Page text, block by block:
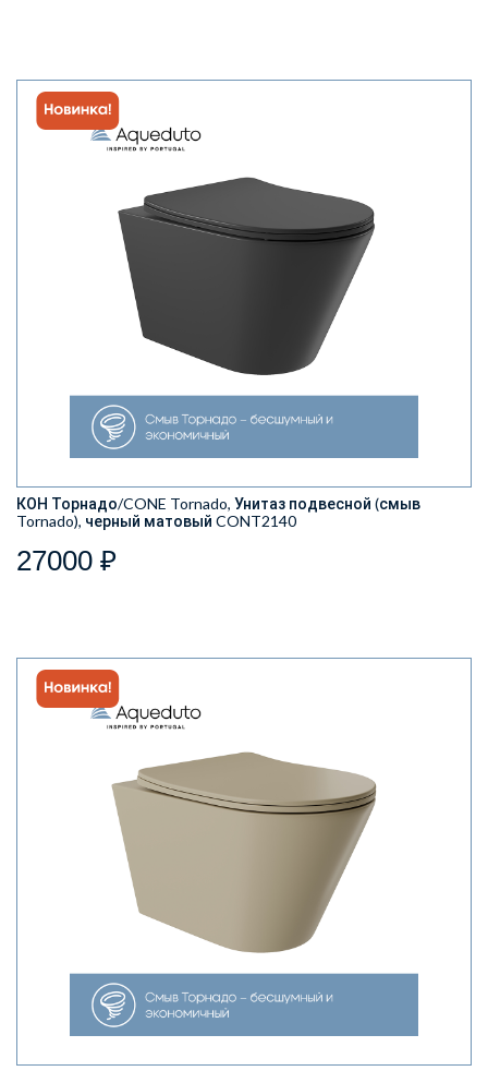
КОН Торнадо/CONE Tornado, Унитаз подвесной (смыв
Tornado), черный матовый CONT2140
27000 ₽